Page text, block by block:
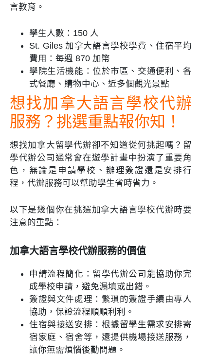
言教育。
學生人數：150 人
St. Giles 加拿大語言學校學費、住宿平均
費用：每週 870 加幣
學院生活機能：位於市區、交通便利、各
式餐廳、購物中心、近多個觀光景點
想找加拿大語言學校代辦
服務？挑選重點報你知！
想找加拿大留學代辦卻不知道從何挑起嗎？留
學代辦公司通常會在遊學計畫中扮演了重要角
色，無論是申請學校、辦理簽證還是安排行
程，代辦服務可以幫助學生省時省力。
以下是幾個你在挑選加拿大語言學校代辦時要
注意的重點：
加拿大語言學校代辦服務的價值
申請流程簡化：留學代辦公司能協助你完
成學校申請，避免漏填或出錯。
簽證與文件處理：繁瑣的簽證手續由專人
協助，保證流程順順利利。
住宿與接送安排：根據留學生需求安排寄
宿家庭、宿舍等，還提供機場接送服務，
讓你無需煩惱後勤問題。